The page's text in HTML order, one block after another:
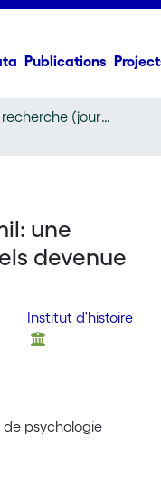
Publications
Article de recherche (journal article)
une
devenue
Institut d'histoire
de psychologie